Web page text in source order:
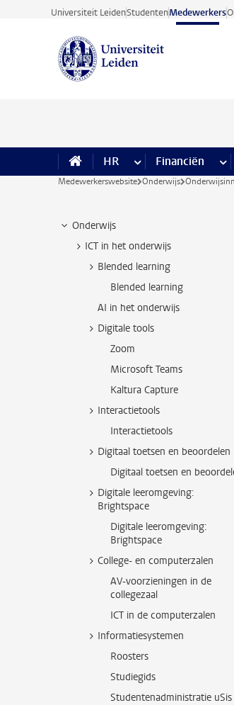
Ga direct naar de inhoud
Universiteit LeidenStudentenMedewerkers
HR meer HR pagina’s
Financiën
Medewerkerswebsite Onderwijs
Onderwijs
ICT in het onderwijs
Blended learning
Blended learning
AI in het onderwijs
Digitale tools
Zoom
Microsoft Teams
Kaltura Capture
Interactietools
Interactietools
Digitaal toetsen en beoordelen
Digitaal toetsen en
Digitale leeromgeving:
Brightspace
Digitale leeromgeving:
Brightspace
College- en computerzalen
AV-voorzieningen in de
collegezaal
ICT in de computerzalen
Informatiesystemen
Roosters
Studiegids
Studentenadministratie uSis